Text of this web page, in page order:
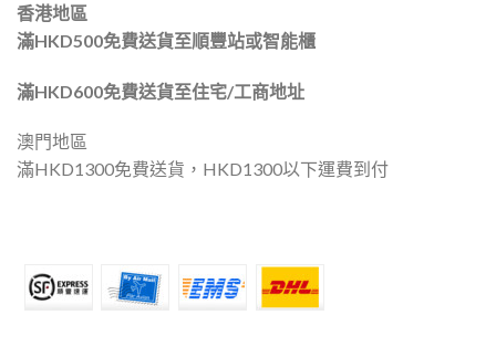
香港地區
滿HKD500免費送貨至順豐站或智能櫃
滿HKD600免費送貨至住宅/工商地址
澳門地區
滿HKD1300免費送貨，HKD1300以下運費到付